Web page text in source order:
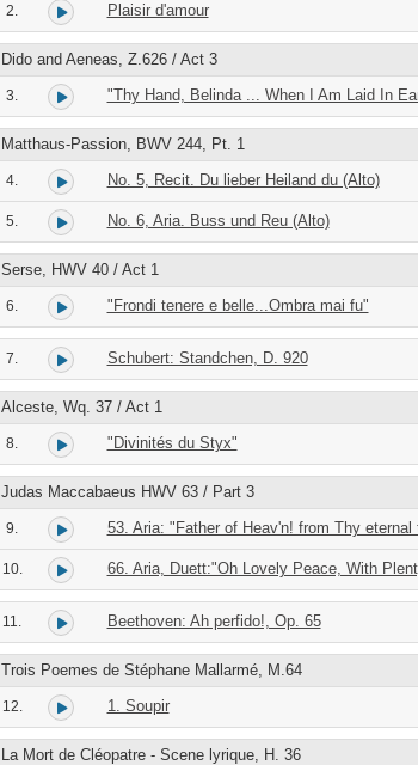
2. Plaisir d'amour
Dido and Aeneas, Z.626 / Act 3
3. "Thy Hand, Belinda ... When I Am Laid In
Matthaus-Passion, BWV 244, Pt. 1
4. No. 5, Recit. Du lieber Heiland du (Alto)
5. No. 6, Aria. Buss und Reu (Alto)
Serse, HWV 40 / Act 1
6. "Frondi tenere e belle...Ombra mai fu"
7. Schubert: Standchen, D. 920
Alceste, Wq. 37 / Act 1
8. "Divinités du Styx"
Judas Maccabaeus HWV 63 / Part 3
9. 53. Aria: "Father of Heav'n! from Thy eternal
10. 66. Aria, Duett:"Oh Lovely Peace, With
11. Beethoven: Ah perfido!, Op. 65
Trois Poemes de Stéphane Mallarmé, M.64
12. 1. Soupir
La Mort de Cléopatre - Scene lyrique, H. 36